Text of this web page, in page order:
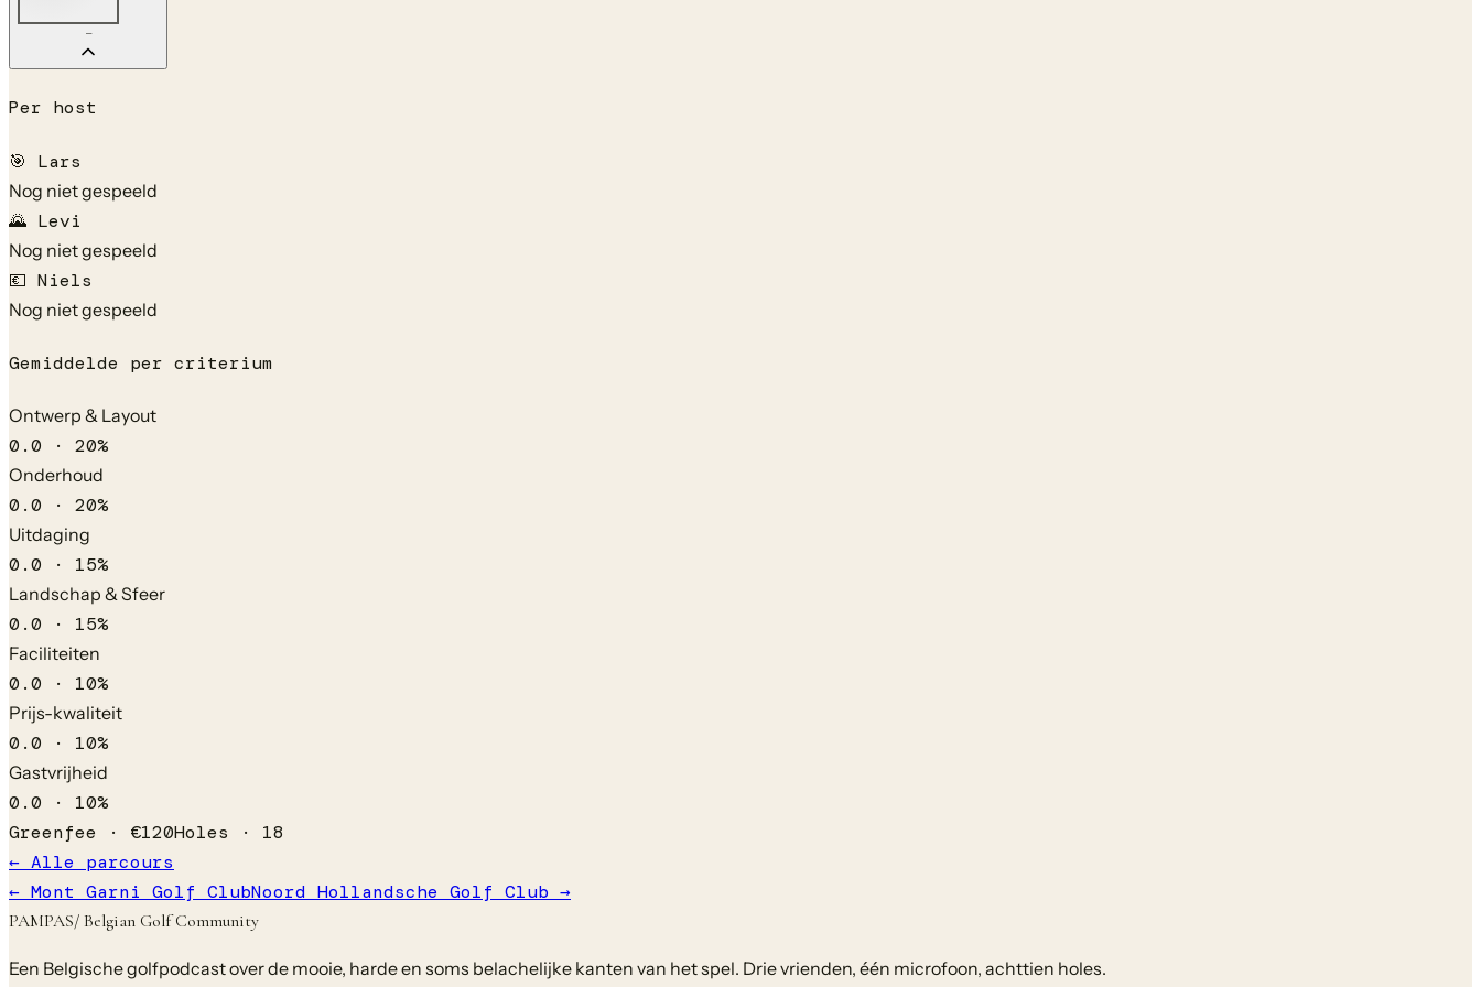
—
Per host
🎯 Lars
Nog niet gespeeld
🌄 Levi
Nog niet gespeeld
💶 Niels
Nog niet gespeeld
Gemiddelde per criterium
Ontwerp & Layout
0.0 · 20%
Onderhoud
0.0 · 20%
Uitdaging
0.0 · 15%
Landschap & Sfeer
0.0 · 15%
Faciliteiten
0.0 · 10%
Prijs-kwaliteit
0.0 · 10%
Gastvrijheid
0.0 · 10%
Greenfee · €120Holes · 18
← Alle parcours
← Mont Garni Golf ClubNoord Hollandsche Golf Club →
PAMPAS/ Belgian Golf Community
Een Belgische golfpodcast over de mooie, harde en soms belachelijke kanten van het spel. Drie vrienden, één microfoon, achttien holes.